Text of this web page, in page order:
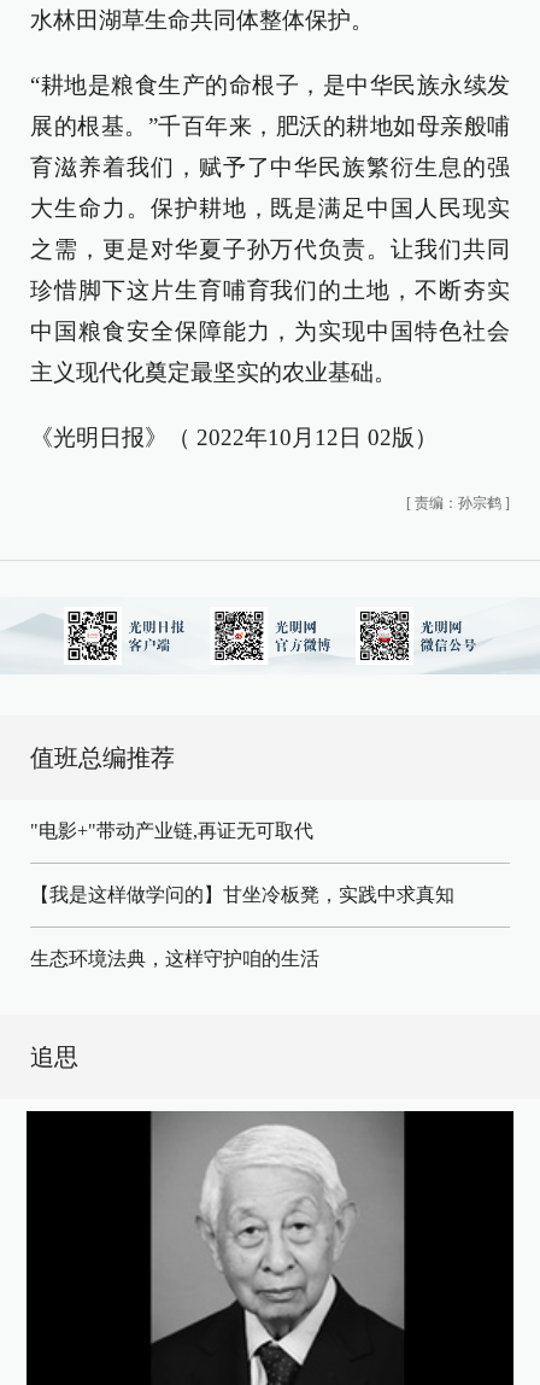
水林田湖草生命共同体整体保护。
“耕地是粮食生产的命根子，是中华民族永续发
展的根基。”千百年来，肥沃的耕地如母亲般哺
育滋养着我们，赋予了中华民族繁衍生息的强
大生命力。保护耕地，既是满足中国人民现实
之需，更是对华夏子孙万代负责。让我们共同
珍惜脚下这片生育哺育我们的土地，不断夯实
中国粮食安全保障能力，为实现中国特色社会
主义现代化奠定最坚实的农业基础。
《光明日报》（ 2022年10月12日 02版）
[ 责编：孙宗鹤 ]
值班总编推荐
"电影+"带动产业链,再证无可取代
【我是这样做学问的】甘坐冷板凳，实践中求真知
生态环境法典，这样守护咱的生活
追思